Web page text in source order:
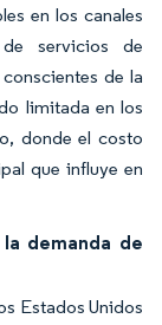
en los canales
servicios de
de la
limitada en los
donde el costo
que influye en
demanda de
Estados Unidos